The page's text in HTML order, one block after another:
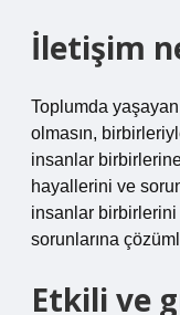
İletişim
Toplumda
olmasın,
insanlar
hayallerini ve
insanlar birbirlerini
sorunlarına
Etkili ve